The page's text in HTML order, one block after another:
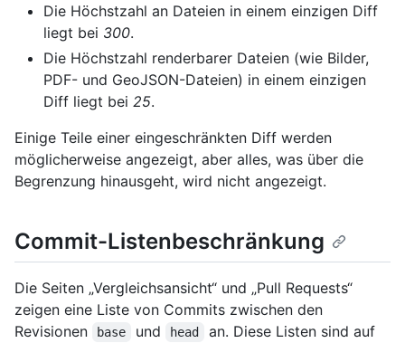
Die Höchstzahl an Dateien in einem einzigen Diff
liegt bei 300.
Die Höchstzahl renderbarer Dateien (wie Bilder,
PDF- und GeoJSON-Dateien) in einem einzigen
Diff liegt bei 25.
Einige Teile einer eingeschränkten Diff werden
möglicherweise angezeigt, aber alles, was über die
Begrenzung hinausgeht, wird nicht angezeigt.
Commit-Listenbeschränkung
Die Seiten „Vergleichsansicht“ und „Pull Requests“
zeigen eine Liste von Commits zwischen den
Revisionen
base und head
an. Diese Listen sind auf